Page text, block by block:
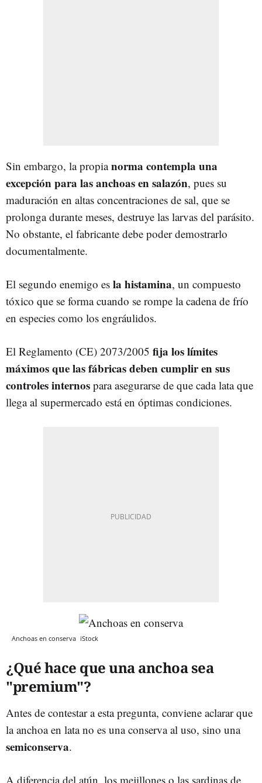
Sin embargo, la propianorma contempla una
excepción para las anchoas en salazón, pues su
maduración en altas concentraciones de sal, que se
prolonga durante meses, destruye las larvas del parásito.
No obstante, el fabricante debe poder demostrarlo
documentalmente.
El segundo enemigo es la histamina, un compuesto
tóxico que se forma cuando se rompe la cadena de frío
en especies como los engráulidos.
El Reglamento (CE) 2073/2005 fija los límites
máximos que las fábricas deben cumplir en sus
controles internos para asegurarse de que cada lata que
llega al supermercado está en óptimas condiciones.
Anchoas en conserva iStock
¿Qué hace que una anchoa sea
"premium"?
Antes de contestar a esta pregunta, conviene aclarar que
la anchoa en lata no es una conserva al uso, sino una
semiconserva.
A diferencia del atún, los mejillones o las sardinas de